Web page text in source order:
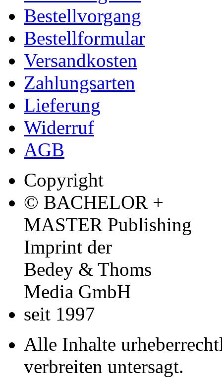
Bestellvorgang
Bestellformular
Versandkosten
Zahlungsarten
Lieferung
Widerruf
AGB
Copyright
© BACHELOR +
MASTER Publishing
Imprint der
Bedey & Thoms
Media GmbH
seit 1997
Alle Inhalte
verbreiten untersagt.